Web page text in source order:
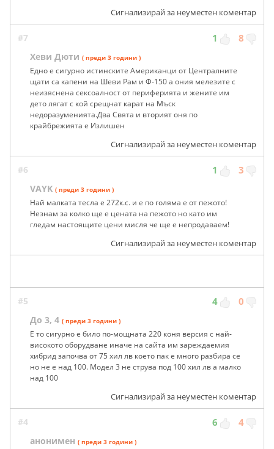
Сигнализирай за неуместен коментар
#7 1 8
Хеви Дюти ( преди 3 години )
Едно е сигурно истинските Американци от Централните
щати са капени на Шеви Рам и Ф-150 а ония мелезите с
неизяснена сексоалност от периферията и жените им
дето лягат с кой срещнат карат на Мъск
недоразуменията.Два Свята и вторият оня по
крайбрежията е Излишен
Сигнализирай за неуместен коментар
#6 1 3
VAYK ( преди 3 години )
Най малката тесла е 272к.с. и е по голяма е от пежото!
Незнам за колко ще е цената на пежото но като им
гледам настоящите цени мисля че ще е непродаваем!
Сигнализирай за неуместен коментар
#5 4 0
До 3, 4 ( преди 3 години )
Е то сигурно е било по-мощната 220 коня версия с най-
високото оборудване иначе на сайта им зареждаемия
хибрид започва от 75 хил лв което пак е много разбира се
но не е над 100. Модел 3 не струва под 100 хил лв а малко
над 100
Сигнализирай за неуместен коментар
#4 6 4
анонимен ( преди 3 години )